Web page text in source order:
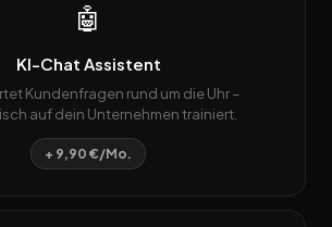
🤖
KI-Chat Assistent
Kundenfragen rund um die Uhr –
auf dein Unternehmen trainiert.
+ 9,90 €/Mo.